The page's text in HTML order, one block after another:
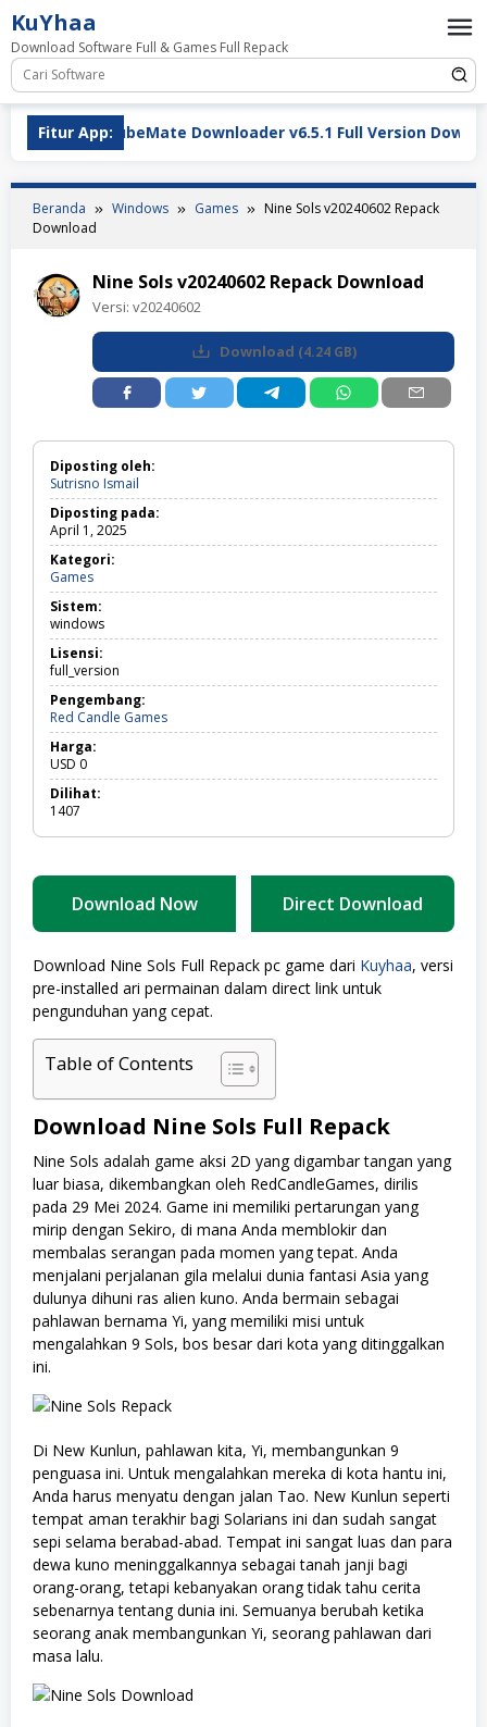
Loncat
ke
konten
KuYhaa
Download Software Full & Games Full Repack
Fitur App:
TubeMate Downloader v6.5.1 Full Version Download
Beranda Windows Games
Nine Sols v20240602 Repack
Download
Nine Sols v20240602 Repack Download
Versi: v20240602
Download (4.24 GB)
Diposting oleh:
Sutrisno Ismail
Diposting pada:
April 1, 2025
Kategori:
GamesGames
Sistem:
windows
Lisensi:
full_version
Pengembang:
Red Candle Games
Harga:
USD 0
Dilihat:
1407
Download Now Direct Download
Download Nine Sols Full Repack pc game dari Kuyhaa, versi
pre-installed ari permainan dalam direct link untuk
pengunduhan yang cepat.
Table of Contents
Download Nine Sols Full Repack
Nine Sols adalah game aksi 2D yang digambar tangan yang
luar biasa, dikembangkan oleh RedCandleGames, dirilis
pada 29 Mei 2024. Game ini memiliki pertarungan yang
mirip dengan Sekiro, di mana Anda memblokir dan
membalas serangan pada momen yang tepat. Anda
menjalani perjalanan gila melalui dunia fantasi Asia yang
dulunya dihuni ras alien kuno. Anda bermain sebagai
pahlawan bernama Yi, yang memiliki misi untuk
mengalahkan 9 Sols, bos besar dari kota yang ditinggalkan
ini.
Di New Kunlun, pahlawan kita, Yi, membangunkan 9
penguasa ini. Untuk mengalahkan mereka di kota hantu ini,
Anda harus menyatu dengan jalan Tao. New Kunlun seperti
tempat aman terakhir bagi Solarians ini dan sudah sangat
sepi selama berabad-abad. Tempat ini sangat luas dan para
dewa kuno meninggalkannya sebagai tanah janji bagi
orang-orang, tetapi kebanyakan orang tidak tahu cerita
sebenarnya tentang dunia ini. Semuanya berubah ketika
seorang anak membangunkan Yi, seorang pahlawan dari
masa lalu.